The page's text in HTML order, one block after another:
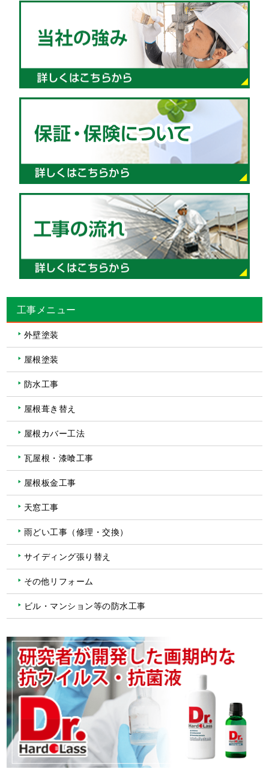
工事メニュー
外壁塗装
屋根塗装
防水工事
屋根葺き替え
屋根カバー工法
瓦屋根・漆喰工事
屋根板金工事
天窓工事
雨どい工事（修理・交換）
サイディング張り替え
その他リフォーム
ビル・マンション等の防水工事